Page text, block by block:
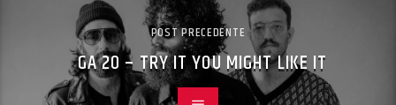
POST PRECEDENTE
GA 20 – TRY IT YOU MIGHT LIKE IT